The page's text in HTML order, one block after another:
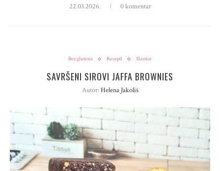
22.03.2026. 0 komentar
Bez glutena Recepti Slastice
SAVRŠENI SIROVI JAFFA BROWNIES
Autor:Helena Jakoliš